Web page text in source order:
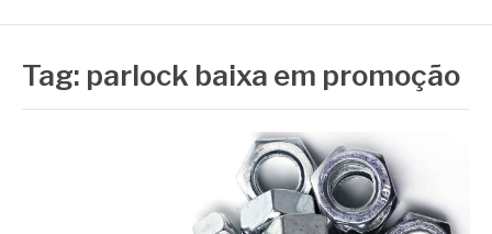
Tag: parlock baixa em promoção